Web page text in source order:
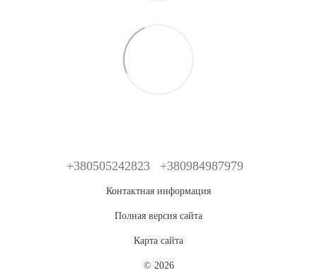
+380505242823 +380984987979
Контактная информация
Полная версия сайта
Карта сайта
© 2026